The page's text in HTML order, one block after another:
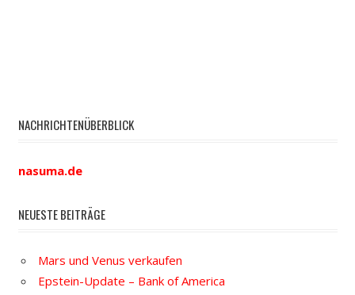
NACHRICHTENÜBERBLICK
nasuma.de
NEUESTE BEITRÄGE
Mars und Venus verkaufen
Epstein-Update – Bank of America